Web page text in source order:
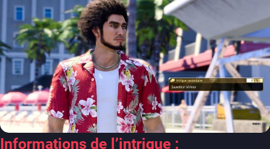
Informations de l’intrigue :